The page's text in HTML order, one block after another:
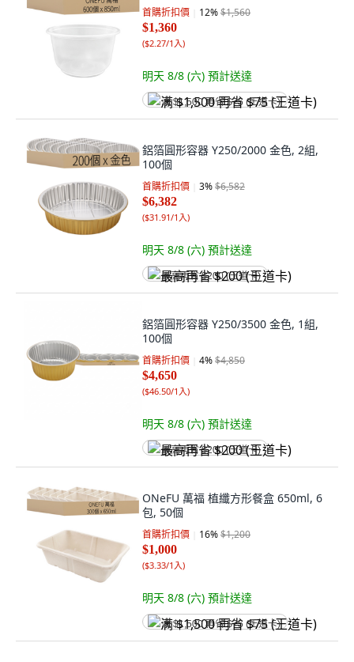
首購折扣價 12%$1,560
$1,360
($2.27/1入)
明天 8/8 (六) 預計送達
满 $1,500 再省 $75 (王道卡)
鋁箔圓形容器 Y250/2000 金色, 2組,
100個
首購折扣價 3%$6,582
$6,382
($31.91/1入)
明天 8/8 (六) 預計送達
最高再省 $200 (王道卡)
鋁箔圓形容器 Y250/3500 金色, 1組,
100個
首購折扣價 4%$4,850
$4,650
($46.50/1入)
明天 8/8 (六) 預計送達
最高再省 $200 (王道卡)
ONeFU 萬福 植纖方形餐盒 650ml, 6
包, 50個
首購折扣價 16%$1,200
$1,000
($3.33/1入)
明天 8/8 (六) 預計送達
满 $1,500 再省 $75 (王道卡)